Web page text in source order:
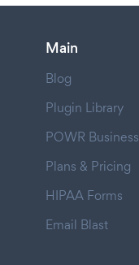
Main
Blog
Plugin Library
POWR Business
Plans & Pricing
HIPAA Forms
Email Blast